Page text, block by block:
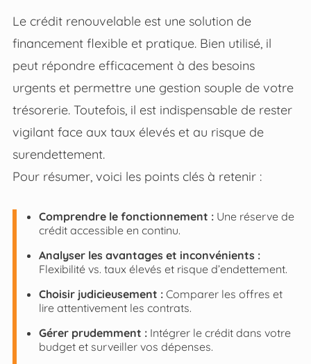
Le crédit renouvelable est une solution de
financement flexible et pratique. Bien utilisé, il
peut répondre efficacement à des besoins
urgents et permettre une gestion souple de votre
trésorerie. Toutefois, il est indispensable de rester
vigilant face aux taux élevés et au risque de
surendettement.
Pour résumer, voici les points clés à retenir :
Comprendre le fonctionnement :Une réserve de
crédit accessible en continu.
Analyser les avantages et inconvénients :
Flexibilité vs. taux élevés et risque d’endettement.
Choisir judicieusement :Comparer les offres et
lire attentivement les contrats.
Gérer prudemment :Intégrer le crédit dans votre
budget et surveiller vos dépenses.